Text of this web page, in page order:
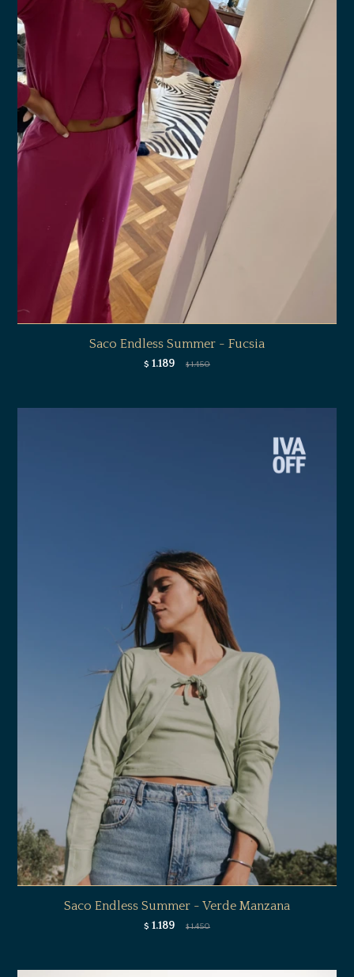
Saco Endless Summer - Fucsia
$ 1.189 $ 1.450
Saco Endless Summer - Verde Manzana
$ 1.189 $ 1.450